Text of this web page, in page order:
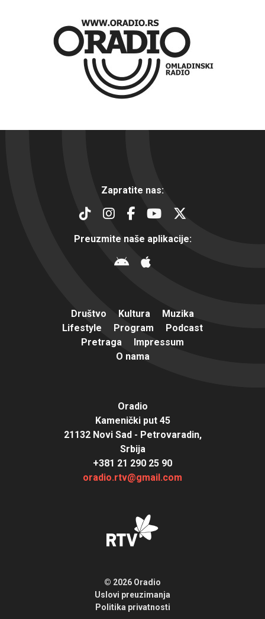
Zapratite nas:
Preuzmite naše aplikacije:
Društvo Kultura
Muzika
Lifestyle
Program
Podcast
Pretraga
Impressum
O nama
Oradio
Kamenički put 45
21132 Novi Sad - Petrovaradin,
Srbija
+381 21 290 25 90
oradio.rtv@gmail.com
© 2026 Oradio
Uslovi preuzimanja
Politika privatnosti